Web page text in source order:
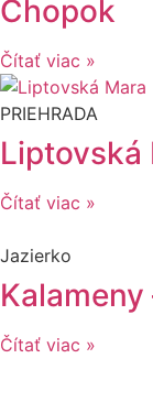
Chopok
Čítať viac »
PRIEHRADA
Liptovská
Čítať viac »
Jazierko
Čítať viac »